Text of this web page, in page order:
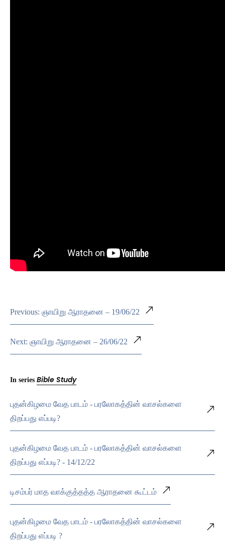
Previous: ஞாயிறு ஆராதனை – 19/06/22
Next: ஞாயிறு ஆராதனை – 26/06/22
In series Bible Study
புதன்கிழமை வேத பாடம் - பரலோகத்தின் வாசல்களை
திறப்பது எப்படி?
புதன்கிழமை வேத பாடம் - பரலோகத்தின் வாசல்களை
திறப்பது எப்படி? - 14/12/22
டிசம்பர் மாத வாக்குத்தத்த ஆராதனை கூட்டம்
புதன்கிழமை வேத பாடம் - பரலோகத்தின் வாசல்களை
திறப்பது எப்படி ?